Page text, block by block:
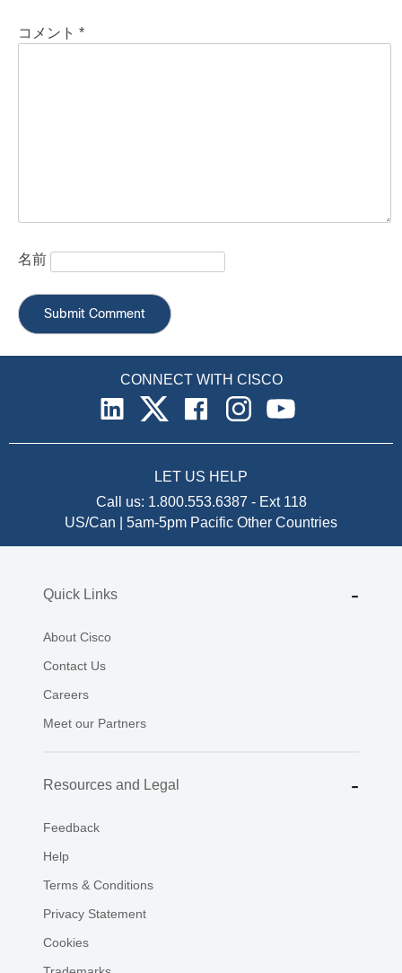
コメント *
名前
CONNECT WITH CISCO
LET US HELP
Call us: 1.800.553.6387 - Ext 118
US/Can | 5am-5pm Pacific Other Countries